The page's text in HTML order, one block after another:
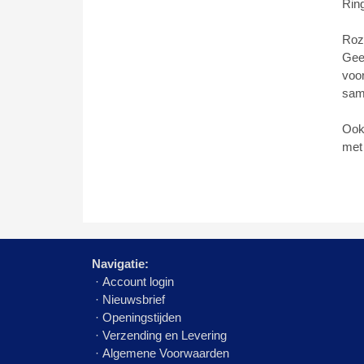
Navigatie:
·Account login
· Nieuwsbrief
·Openingstijden
·Verzending en Levering
·Algemene Voorwaarden